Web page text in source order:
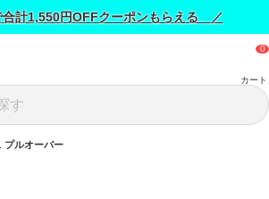
計1,550円OFFクーポンもらえる ／
カート
プルオーバー